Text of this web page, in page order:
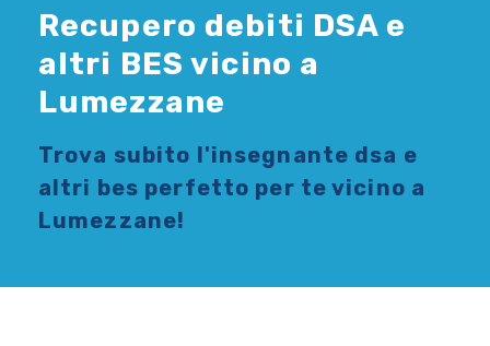
Recupero debiti DSA e
altri BES vicino a
Lumezzane
Trova subito l'insegnante dsa e
altri bes perfetto per te vicino a
Lumezzane!